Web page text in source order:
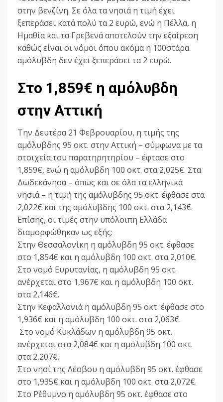
στην βενζίνη. Σε όλα τα νησιά η τιμή έχει
ξεπεράσει κατά πολύ τα 2 ευρώ, ενώ η Πέλλα, η
Ημαθία και τα Γρεβενά αποτελούν την εξαίρεση
καθώς είναι οι νόμοι όπου ακόμα η 100στάρα
αμόλυβδη δεν έχει ξεπεράσει τα 2 ευρώ.
Στο 1,859€ η αμόλυβδη
στην Αττική
Την Δευτέρα 21 Φεβρουαρίου, η τιμής της
αμόλυβδης 95 οκτ. στην Αττική – σύμφωνα με τα
στοιχεία του παρατηρητηρίου – έφτασε στο
1,859€, ενώ η αμόλυβδη 100 οκτ. στα 2,025€. Στα
Δωδεκάνησα – όπως και σε όλα τα ελληνικά
νησιά – η τιμή της αμόλυβδης 95 οκτ. έφθασε στα
2,022€ και της αμόλυβδης 100 οκτ. στα 2,143€.
Επίσης, οι τιμές στην υπόλοιπη Ελλάδα
διαμορφώθηκαν ως εξής:
Στην Θεσσαλονίκη η αμόλυβδη 95 οκτ. έφθασε
στο 1,854€ και η αμόλυβδη 100 οκτ. στα 2,010€.
Στο νομό Ευρυτανίας, η αμόλυβδη 95 οκτ.
ανέρχεται στο 1,967€ και η αμόλυβδη 100 οκτ.
στα 2,146€.
Στην Κεφαλλονιά η αμόλυβδη 95 οκτ. έφθασε στο
1,936€ και η αμόλυβδη 100 οκτ. στα 2,063€.
Στο νομό Κυκλάδων η αμόλυβδη 95 οκτ.
ανέρχεται στα 2,084€ και η αμόλυβδη 100 οκτ.
στα 2,207€.
Στο νησί της Λέσβου η αμόλυβδη 95 οκτ. έφθασε
στο 1,935€ και η αμόλυβδη 100 οκτ. στα 2,072€.
Στο Ρέθυμνο η αμόλυβδη 95 οκτ. έφθασε στο